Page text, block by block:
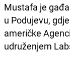
Mustafa je
u Podujevu,
američke
udruženjem